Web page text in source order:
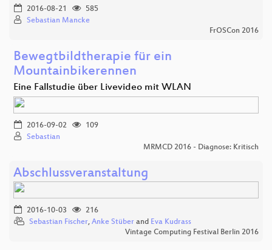
2016-08-21
585
Sebastian Mancke
FrOSCon 2016
Bewegtbildtherapie für ein
Mountainbikerennen
Eine Fallstudie über Livevideo mit WLAN
2016-09-02
109
Sebastian
MRMCD 2016 - Diagnose: Kritisch
Abschlussveranstaltung
2016-10-03
216
Sebastian Fischer, Anke Stüber and Eva Kudrass
Vintage Computing Festival Berlin 2016